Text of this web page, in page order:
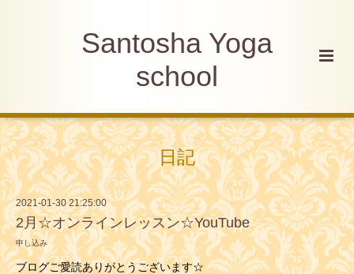
Santosha Yoga
school
日記
2021-01-30 21:25:00
2月☆オンラインレッスン☆YouTube
申し込み
ブログご愛読ありがとうございます☆